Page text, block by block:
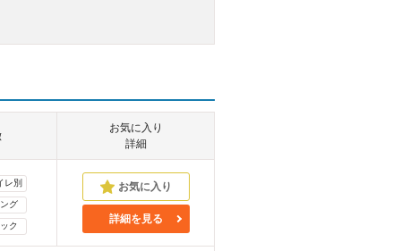
お気に入り
詳細
レ別
グ
ク
詳細を見る